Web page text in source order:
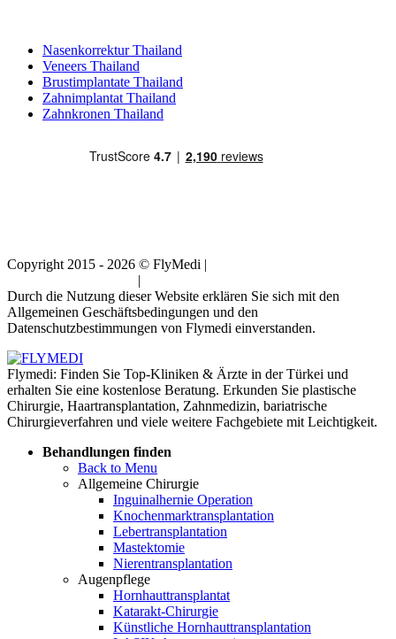
Nasenkorrektur Thailand
Veneers Thailand
Brustimplantate Thailand
Zahnimplantat Thailand
Zahnkronen Thailand
Copyright 2015 - 2026 © FlyMedi |
|
Durch die Nutzung dieser Website erklären Sie sich mit den
Allgemeinen Geschäftsbedingungen und den
Datenschutzbestimmungen von Flymedi einverstanden.
Flymedi: Finden Sie Top-Kliniken & Ärzte in der Türkei und
erhalten Sie eine kostenlose Beratung. Erkunden Sie plastische
Chirurgie, Haartransplantation, Zahnmedizin, bariatrische
Chirurgieverfahren und viele weitere Fachgebiete mit Leichtigkeit.
Behandlungen finden
Back to Menu
Allgemeine Chirurgie
Inguinalhernie Operation
Knochenmarktransplantation
Lebertransplantation
Mastektomie
Nierentransplantation
Augenpflege
Hornhauttransplantat
Katarakt-Chirurgie
Künstliche Hornhauttransplantation